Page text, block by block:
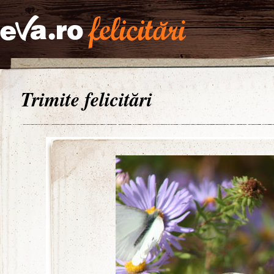
Trimite felicitări